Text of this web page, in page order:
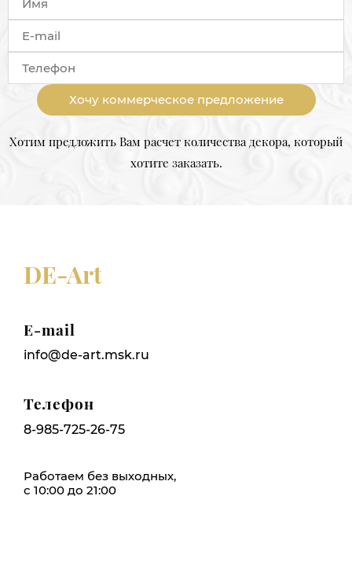
Хочу коммерческое предложение
Хотим предложить Вам расчет количества декора, который
хотите заказать.
DE-Art
E-mail
info@de-art.msk.ru
Телефон
8-985-725-26-75
Работаем без выходных,
с 10:00 до 21:00